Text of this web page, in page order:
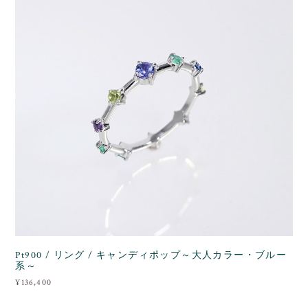
Pt900 / リング / キャンディポップ～大人カラー・ブルー
系～
¥136,400